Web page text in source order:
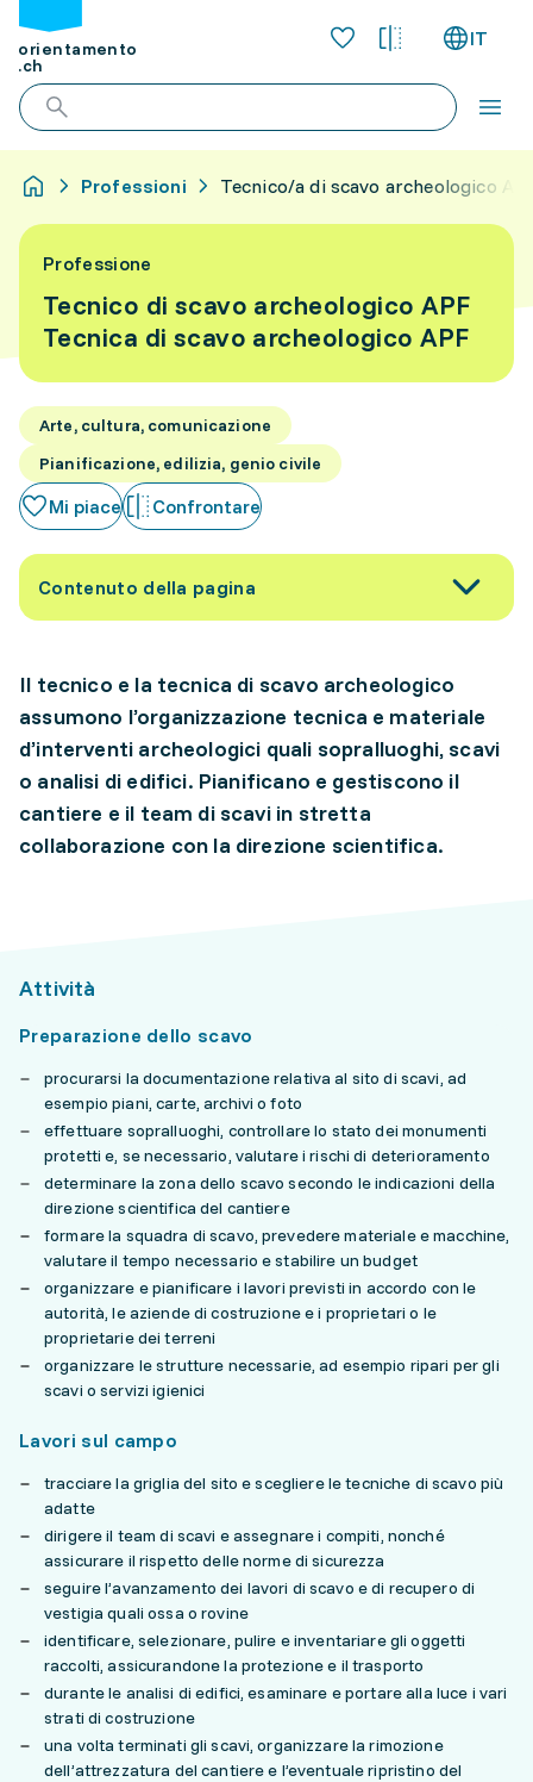
orientamento
.ch
IT
Professioni Tecnico/a di scavo archeologico
Professione
Tecnico di scavo archeologico APF
Tecnica di scavo archeologico APF
Arte, cultura, comunicazione
Pianificazione, edilizia, genio civile
Mi piace Confrontare
Contenuto della pagina
Il tecnico e la tecnica di scavo archeologico
assumono l’organizzazione tecnica e materiale
d’interventi archeologici quali sopralluoghi, scavi
o analisi di edifici. Pianificano e gestiscono il
cantiere e il team di scavi in stretta
collaborazione con la direzione scientifica.
Attività
Preparazione dello scavo
procurarsi la documentazione relativa al sito di scavi, ad
esempio piani, carte, archivi o foto
effettuare sopralluoghi, controllare lo stato dei monumenti
protetti e, se necessario, valutare i rischi di deterioramento
determinare la zona dello scavo secondo le indicazioni della
direzione scientifica del cantiere
formare la squadra di scavo, prevedere materiale e macchine,
valutare il tempo necessario e stabilire un budget
organizzare e pianificare i lavori previsti in accordo con le
autorità, le aziende di costruzione e i proprietari o le
proprietarie dei terreni
organizzare le strutture necessarie, ad esempio ripari per gli
scavi o servizi igienici
Lavori sul campo
tracciare la griglia del sito e scegliere le tecniche di scavo più
adatte
dirigere il team di scavi e assegnare i compiti, nonché
assicurare il rispetto delle norme di sicurezza
seguire l’avanzamento dei lavori di scavo e di recupero di
vestigia quali ossa o rovine
identificare, selezionare, pulire e inventariare gli oggetti
raccolti, assicurandone la protezione e il trasporto
durante le analisi di edifici, esaminare e portare alla luce i vari
strati di costruzione
una volta terminati gli scavi, organizzare la rimozione
dell’attrezzatura del cantiere e l’eventuale ripristino del